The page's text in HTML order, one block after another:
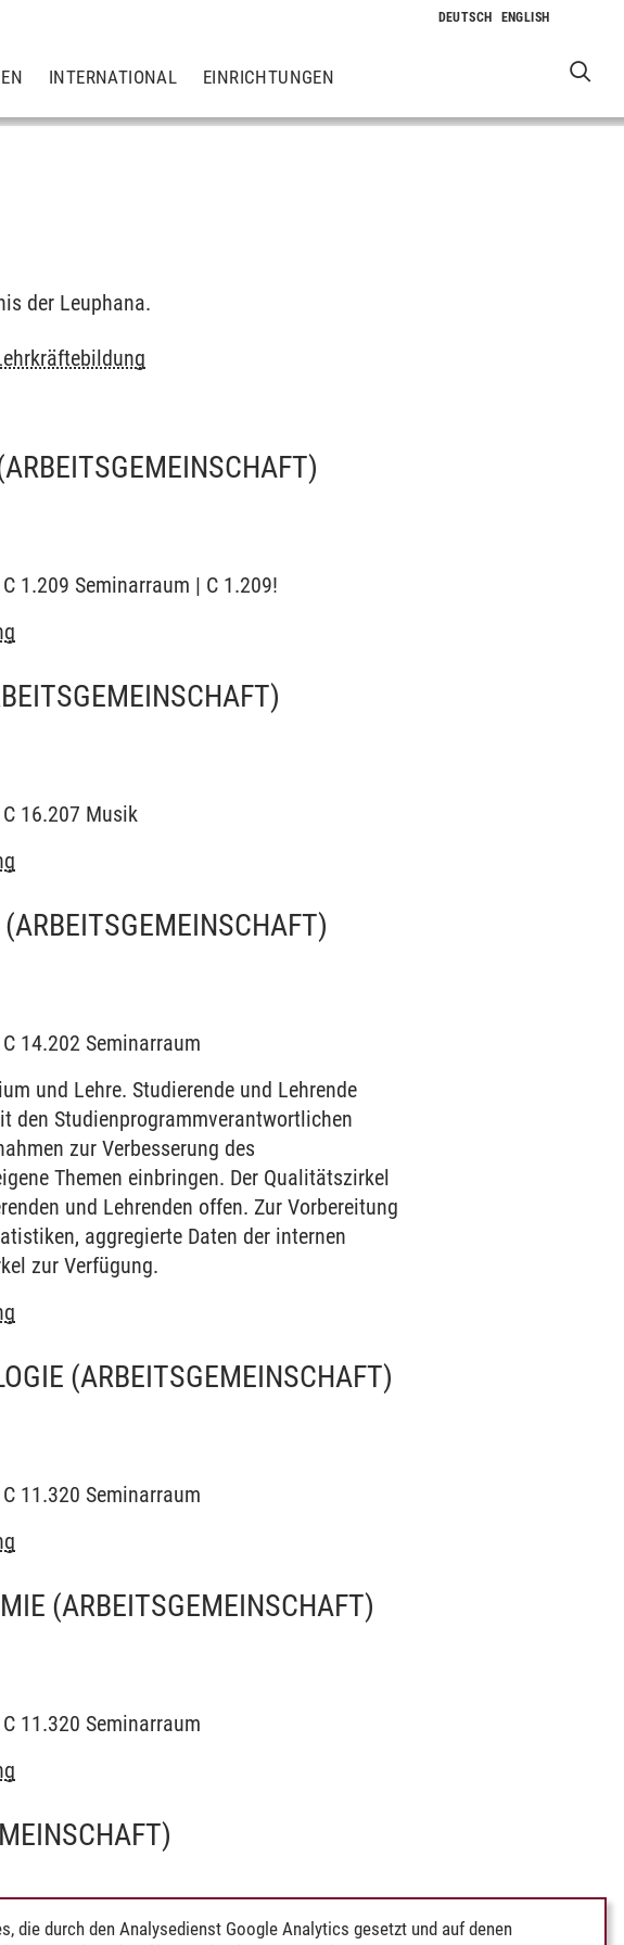
INTERNATIONAL EINRICHTUNGEN
der Leuphana.
1.209 Seminarraum | C 1.209!
16.207 Musik
(ARBEITSGEMEINSCHAFT)
14.202 Seminarraum
und Lehre. Studierende und Lehrende
den Studienprogrammverantwortlichen
zur Verbesserung des
Themen einbringen. Der Qualitätszirkel
und Lehrenden offen. Zur Vorbereitung
aggregierte Daten der internen
zur Verfügung.
(ARBEITSGEMEINSCHAFT)
11.320 Seminarraum
(ARBEITSGEMEINSCHAFT)
11.320 Seminarraum
die durch den Analysedienst Google Analytics gesetzt und auf denen